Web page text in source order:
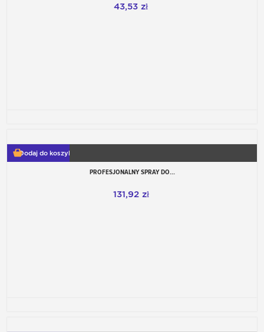
43,53 zł
Dodaj do koszyka
PROFESJONALNY SPRAY DO...
131,92 zł